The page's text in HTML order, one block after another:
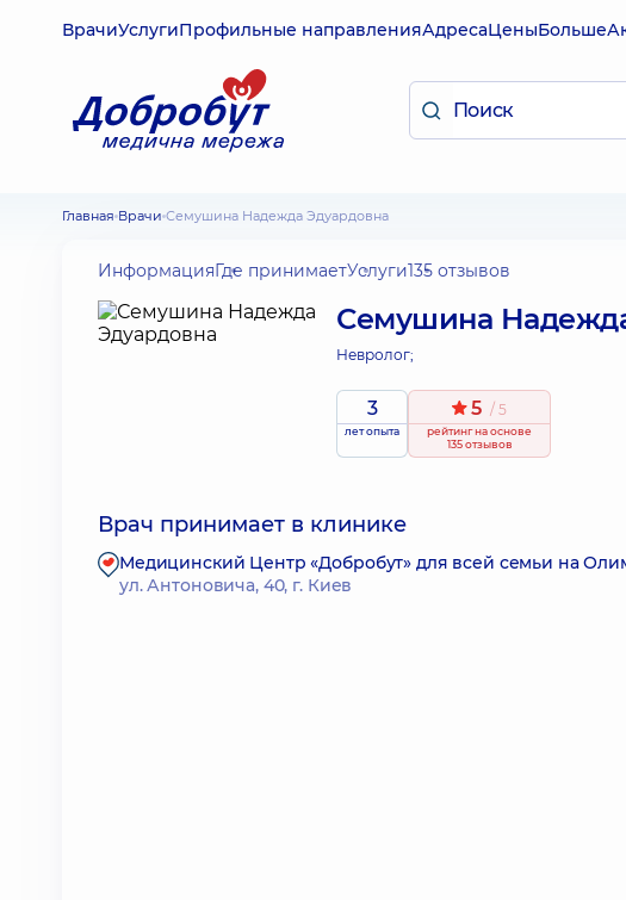
ВрачиУслугиПрофильные направленияАдресаЦеныБольше
Главная Врачи Семушина Надежда Эдуардовна
ИнформацияГде принимаетУслуги135 отзывов
Семушина
Невролог;
3
лет опыта
5 / 5
рейтингна основе
135 отзывов
Врач принимает в клинике
Медицинский Центр «Добробут» для всей семьи на
ул. Антоновича, 40, г. Киев